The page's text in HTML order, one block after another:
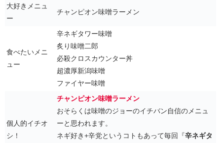
大好きメニュ
ー
チャンピオン味噌ラーメン
食べたいメニ
ュー
辛ネギタワー味噌
炙り味噌二郎
必殺クロスカウンター丼
超濃厚新潟味噌
ファイヤー味噌
個人的イチオ
シ！
チャンピオン味噌ラーメン
おそらくは味噌のジョーのイチバン自信のメニュ
ーと思われます。
ネギ好き+辛党というコトもあって毎回『辛ネギタ